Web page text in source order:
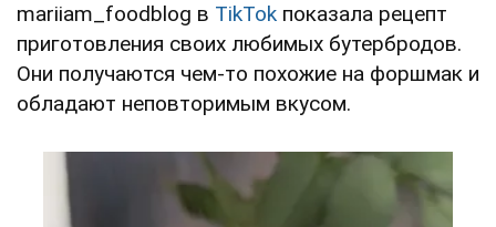
mariiam_foodblog в TikTok показала рецепт
приготовления своих любимых бутербродов.
Они получаются чем-то похожие на форшмак и
обладают неповторимым вкусом.